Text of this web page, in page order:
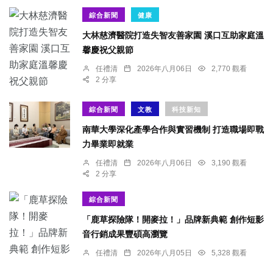
綜合新聞 健康
大林慈濟醫院打造失智友善家園 溪口互助家庭溫
馨慶祝父親節
任禮清 2026年八月06日
2,770 觀看
2 分享
綜合新聞 文教 科技新知
南華大學深化產學合作與實習機制 打造職場即戰
力畢業即就業
任禮清 2026年八月06日
3,190 觀看
2 分享
綜合新聞
「鹿草探險隊！開麥拉！」品牌新典範 創作短影
音行銷成果豐碩高瀏覽
任禮清 2026年八月05日
5,328 觀看